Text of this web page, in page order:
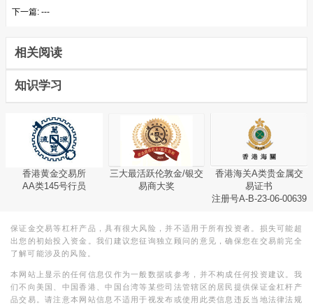
下一篇: ---
相关阅读
知识学习
香港黄金交易所
AA类145号行员
三大最活跃伦敦金/银交
易商大奖
香港海关A类贵金属交
易证书
注册号A-B-23-06-00639
保证金交易等杠杆产品，具有很大风险，并不适用于所有投资者。损失可能超
出您的初始投入资金。我们建议您征询独立顾问的意见，确保您在交易前完全
了解可能涉及的风险。
本网站上显示的任何信息仅作为一般数据或参考，并不构成任何投资建议。我
们不向美国、中国香港、中国台湾等某些司法管辖区的居民提供保证金杠杆产
品交易。请注意本网站信息不适用于视发布或使用此类信息违反当地法律法规